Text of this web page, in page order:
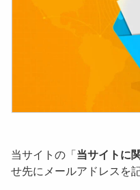
当サイトの「当サイトに
せ先にメールアドレスを